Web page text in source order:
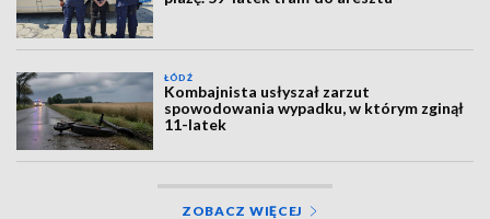
ŁÓDŹ
Kombajnista usłyszał zarzut
spowodowania wypadku, w którym zginął
11-latek
ZOBACZ WIĘCEJ